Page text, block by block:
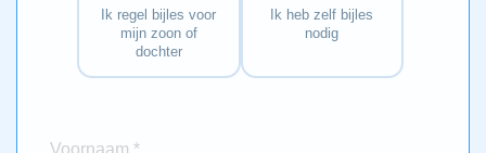
Ik regel bijles voor
mijn zoon of
dochter
Ik heb zelf bijles
nodig